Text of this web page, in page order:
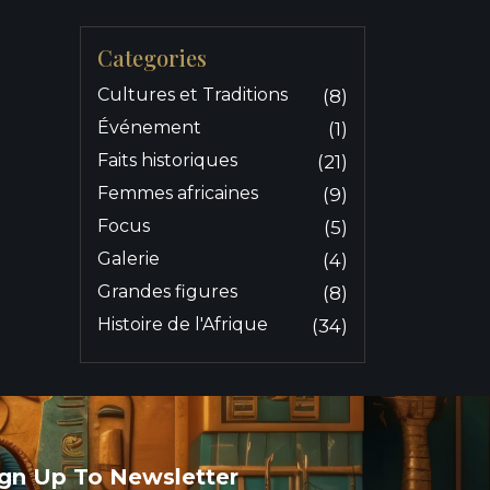
Categories
Cultures et Traditions (8)
Événement (1)
Faits historiques (21)
Femmes africaines (9)
Focus (5)
Galerie (4)
Grandes figures (8)
Histoire de l'Afrique (34)
Up To Newsletter